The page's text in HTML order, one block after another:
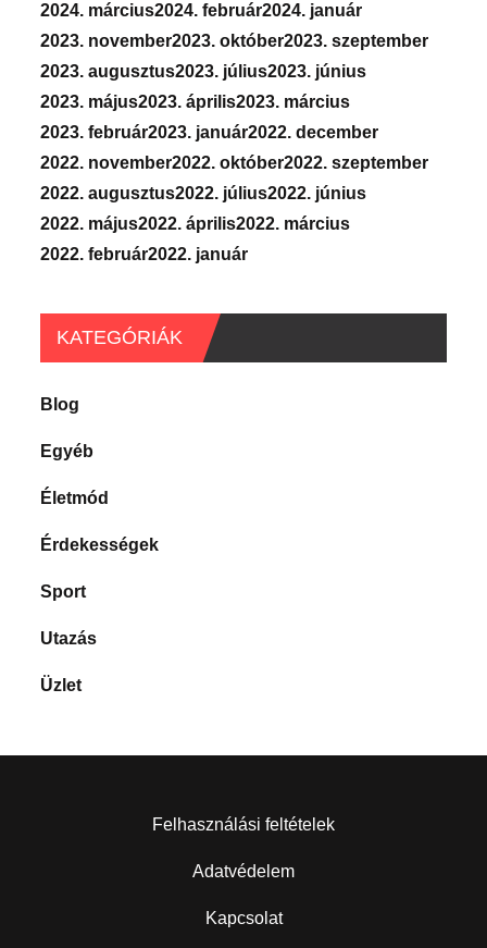
2024. március2024. február2024. január
2023. november2023. október2023. szeptember
2023. augusztus2023. július2023. június
2023. május2023. április2023. március
2023. február2023. január2022. december
2022. november2022. október2022. szeptember
2022. augusztus2022. július2022. június
2022. május2022. április2022. március
2022. február2022. január
KATEGÓRIÁK
Blog
Egyéb
Életmód
Érdekességek
Sport
Utazás
Üzlet
Felhasználási feltételek
Adatvédelem
Kapcsolat